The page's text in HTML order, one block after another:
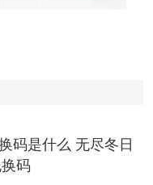
下就能进入。
码是什么 无尽冬日
码